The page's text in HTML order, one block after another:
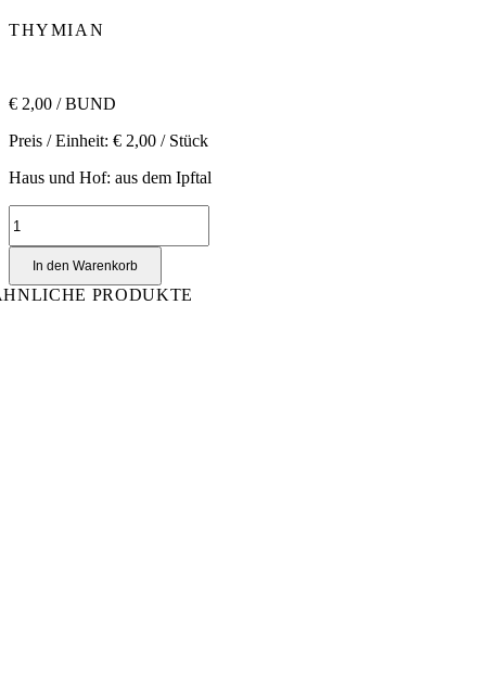
THYMIAN
€ 2,00 / BUND
Preis / Einheit: € 2,00 / Stück
Haus und Hof: aus dem Ipftal
Menge
In den Warenkorb
PRODUKTE